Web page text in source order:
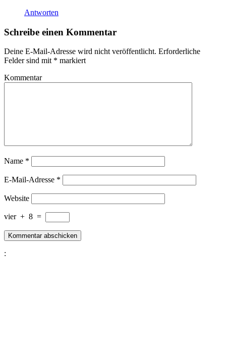
Antworten
Schreibe einen Kommentar
Deine E-Mail-Adresse wird nicht veröffentlicht. Erforderliche
Felder sind mit * markiert
Kommentar
Name *
E-Mail-Adresse *
Website
vier + 8 =
: